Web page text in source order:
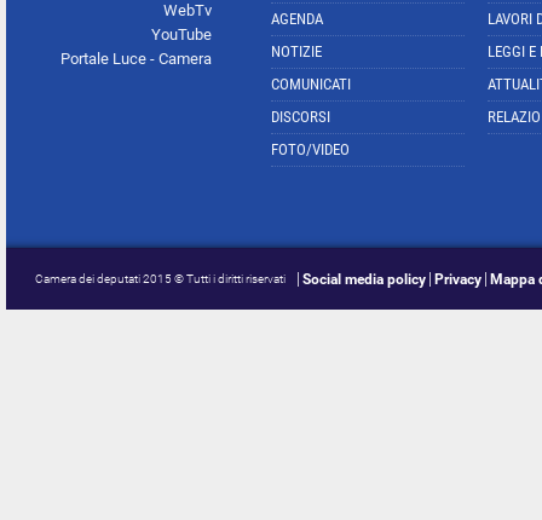
WebTv
YouTube
Portale Luce - Camera
AGENDA
NOTIZIE
COMUNICATI
DISCORSI
FOTO/VIDEO
LAVORI
LEGGI E
Camera dei deputati 2015 © Tutti i diritti riservati Social media policy Privacy Mappa